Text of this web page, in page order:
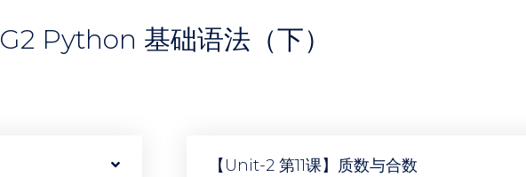
G2 Python 基础语法（下）
【Unit-2 第11课】质数与合数